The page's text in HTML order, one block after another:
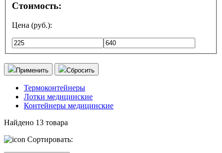
Стоимость:
Цена (руб.):
Применить Сбросить
Термоконтейнеры
Лотки медицинские
Контейнеры медицинские
Найдено 13 товара
Сортировать: